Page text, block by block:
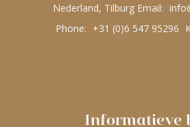
Nederland, Tilburg Email:
Phone: +31 (0)6 547 95296
Informatieve